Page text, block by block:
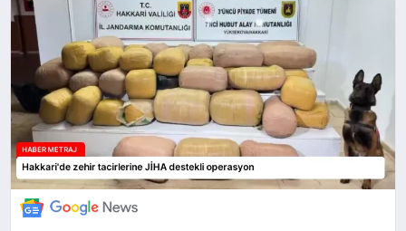
MAGAZİN
TEKNOLOJİ
SAĞLIK
EĞİTİM